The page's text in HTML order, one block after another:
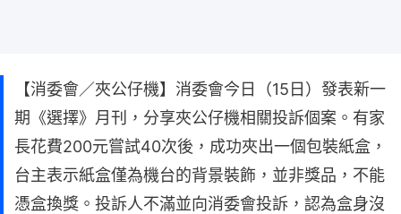
【消委會／夾公仔機】消委會今日（15日）發表新一
期《選擇》月刊，分享夾公仔機相關投訴個案。有家
長花費200元嘗試40次後，成功夾出一個包裝紙盒，
台主表示紙盒僅為機台的背景裝飾，並非獎品，不能
憑盒換獎。投訴人不滿並向消委會投訴，認為盒身沒